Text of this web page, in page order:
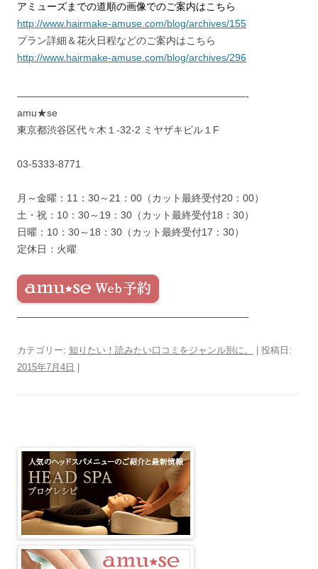
アミューズまでの道順の画像でのご案内はこちら
http://www.hairmake-amuse.com/blog/archives/155
プラン詳細＆花火日程などのご案内はこちら
http://www.hairmake-amuse.com/blog/archives/296
———————————————————————-
amu★se
東京都渋谷区代々木１-32-2 ミヤザキビル１F
03-5333-8771
月～金曜：11：30～21：00（カット最終受付20：00）
土・祝：10：30～19：30（カット最終受付18：30）
日曜：10：30～18：30（カット最終受付17：30）
定休日：火曜
———————————————————————-
カテゴリー: 知りたい！読みたい口コミをジャンル別に。
| 投稿日:
2015年7月4日